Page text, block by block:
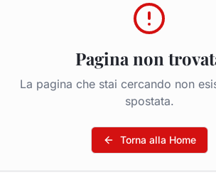
Pagina non
La pagina che stai cercando non
spostata.
Torna alla Home